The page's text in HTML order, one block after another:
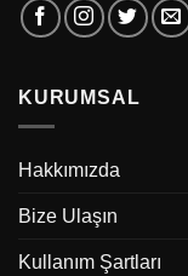
KURUMSAL
Hakkımızda
Bize Ulaşın
Kullanım Şartları